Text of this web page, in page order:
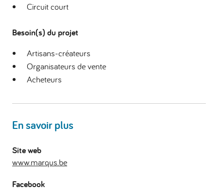
Circuit court
Besoin(s) du projet
Artisans-créateurs
Organisateurs de vente
Acheteurs
En savoir plus
Site web
www.marqus.be
Facebook